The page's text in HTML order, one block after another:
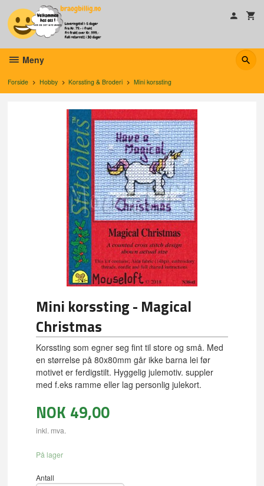
innholdet
Meny
Forside Hobby Korssting & Broderi Mini korssting
Mini korssting - Magical
Christmas
Korssting som egner seg fint til store og små. Med
en størrelse på 80x80mm går ikke barna lei før
motivet er ferdigstilt. Hyggelig julemotiv. suppler
med f.eks ramme eller lag personlig julekort.
NOK 49,00
inkl. mva.
På lager
Antall